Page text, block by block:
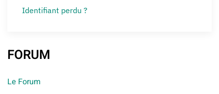
Identifiant perdu ?
FORUM
Le Forum